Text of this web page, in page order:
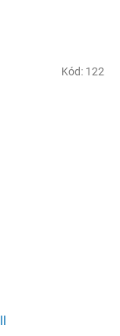
Kód: 122